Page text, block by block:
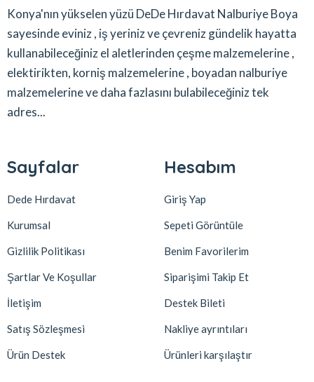
Konya'nın yükselen yüzü DeDe Hırdavat Nalburiye Boya
sayesinde eviniz , iş yeriniz ve çevreniz gündelik hayatta
kullanabileceğiniz el aletlerinden çeşme malzemelerine ,
elektirikten, korniş malzemelerine , boyadan nalburiye
malzemelerine ve daha fazlasını bulabileceğiniz tek
adres...
Sayfalar
Dede Hırdavat
Kurumsal
Gizlilik Politikası
Şartlar Ve Koşullar
İletişim
Satış Sözleşmesi
Ürün Destek
Hesabım
Giriş Yap
Sepeti Görüntüle
Benim Favorilerim
Siparişimi Takip Et
Destek Bileti
Nakliye ayrıntıları
Ürünleri karşılaştır